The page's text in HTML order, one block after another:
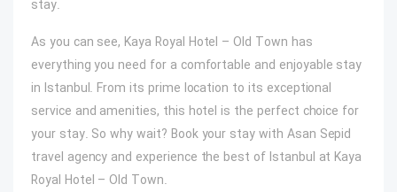
stay.
As you can see, Kaya Royal Hotel – Old Town has
everything you need for a comfortable and enjoyable stay
in Istanbul. From its prime location to its exceptional
service and amenities, this hotel is the perfect choice for
your stay. So why wait? Book your stay with Asan Sepid
travel agency and experience the best of Istanbul at Kaya
Royal Hotel – Old Town.